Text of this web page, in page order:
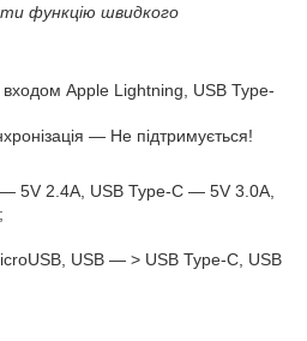
функцію швидкого
входом Apple Lightning, USB Type-
— Не підтримується!
5V 2.4A, USB Type-C — 5V 3.0A,
USB — > USB Type-C, USB